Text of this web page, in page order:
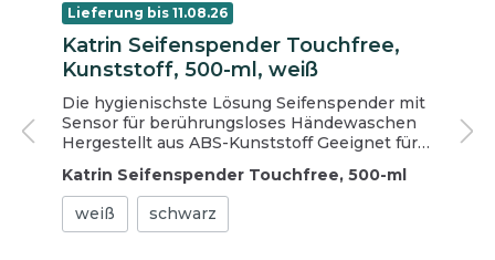
Lieferung bis 11.08.26
Katrin Seifenspender Touchfree,
Kunststoff, 500-ml, weiß
Die hygienischste Lösung Seifenspender mit
Sensor für berührungsloses Händewaschen
Hergestellt aus ABS-Kunststoff Geeignet für
500 ml Schaumseifen- bzw.
Flüssigseifenpatronen Betrieb durch 4 x C /
LR14-Batterien (nicht im Lieferumfang
enthalten) - Leistungskapazität für 70.000
Katrin Seifenspender Touchfree, 500-ml
weiß
schwarz